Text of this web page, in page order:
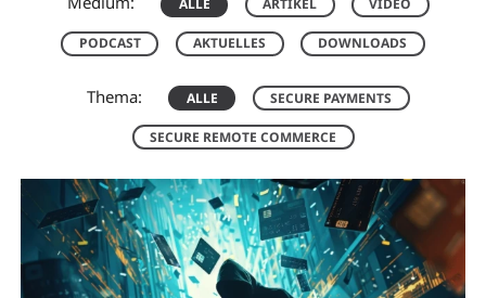
ALLE ARTIKEL VIDEO
PODCAST AKTUELLES DOWNLOADS
Thema: ALLE SECURE PAYMENTS
SECURE REMOTE COMMERCE